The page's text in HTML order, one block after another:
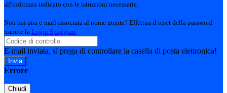
all'indirizzo indicato con le istruzioni necessarie.
Non hai una e-mail associata al nome utente? Effettua il reset della password
tramite la Login Spaggiari
E-mail inviata, si prega di controllare la casella di posta elettronica!
Errore
Chiudi